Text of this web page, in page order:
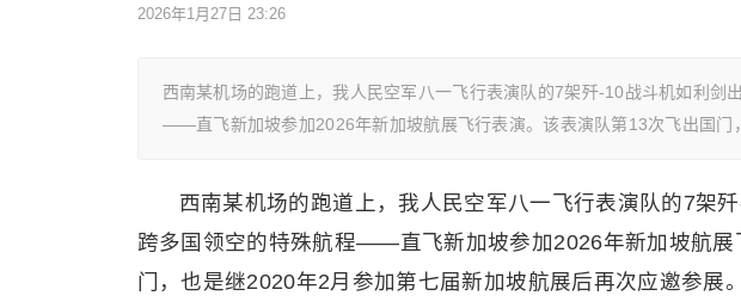
2026年1月27日 23:26
西南某机场的跑道上，我人民空军八一飞行表演队的7架歼-10战斗机如利剑
——直飞新加坡参加2026年新加坡航展飞行表演。该表演队第13次飞出国门
西南某机场的跑道上，我人民空军八一飞行表演队的7架
跨多国领空的特殊航程——直飞新加坡参加2026年新加坡航展
门，也是继2020年2月参加第七届新加坡航展后再次应邀参展